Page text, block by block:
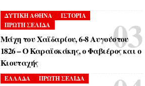
ΔΥΤΙΚΗ ΑΘΗΝΑ
ΙΣΤΟΡΙΑ
ΠΡΩΤΗ ΣΕΛΙΔΑ
Μάχη του Χαϊδαρίου, 6-8 Αυγούστου
1826 – Ο Καραϊσκάκης, ο Φαβιέρος και ο
Κιουταχής
ΕΛΛΑΔΑ ΠΡΩΤΗ ΣΕΛΙΔΑ